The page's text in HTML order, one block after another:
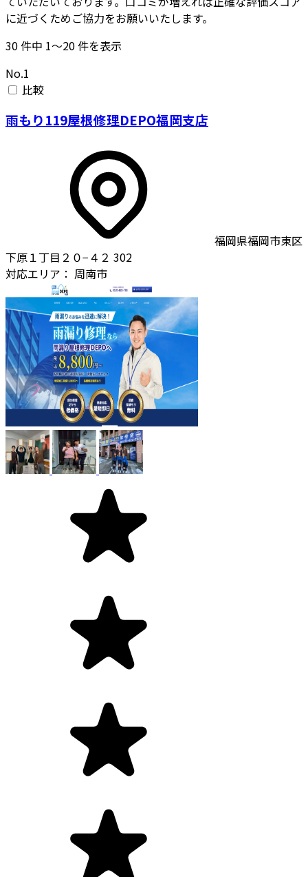
に近づくためご協力をお願いいたします。
30件中 1〜20件を表示
No.1
比較
雨もり119屋根修理DEPO福岡支店
福岡県福岡市東区
下原１丁目２０−４２ 302
対応エリア： 周南市